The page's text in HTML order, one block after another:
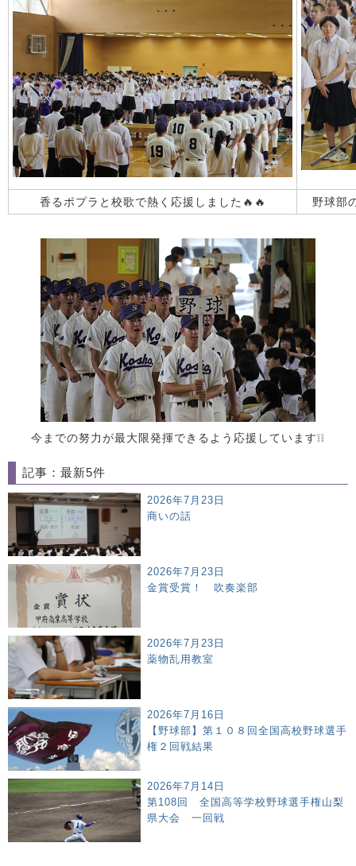
香るポプラと校歌で熱く応援しました🔥🔥 野球部
今までの努力が最大限発揮できるよう応援しています❕❕
記事：最新5件
2026年7月23日
商いの話
2026年7月23日
金賞受賞！ 吹奏楽部
2026年7月23日
薬物乱用教室
2026年7月16日
【野球部】第１０８回全国高校野球選手
権２回戦結果
2026年7月14日
第108回 全国高等学校野球選手権山梨
県大会 一回戦